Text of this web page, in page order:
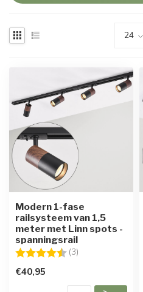
Modern 1-fase
railsysteem van 1,5
meter met Linn spots -
spanningsrail
Beoordeling: (3)
€40,95